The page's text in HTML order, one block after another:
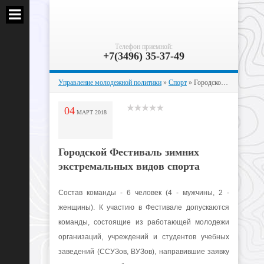
Телефон приемной:
+7(3496) 35-37-49
Управление молодежной политики » Спорт » Городской Фестиваль зимних экстремальных видов спорта
04 МАРТ 2018
Городской Фестиваль зимних
экстремальных видов спорта
Состав команды - 6 человек (4 - мужчины, 2 -
женщины). К участию в Фестивале допускаются
команды, состоящие из работающей молодежи
организаций, учреждений и студентов учебных
заведений (ССУЗов, ВУЗов), направившие заявку